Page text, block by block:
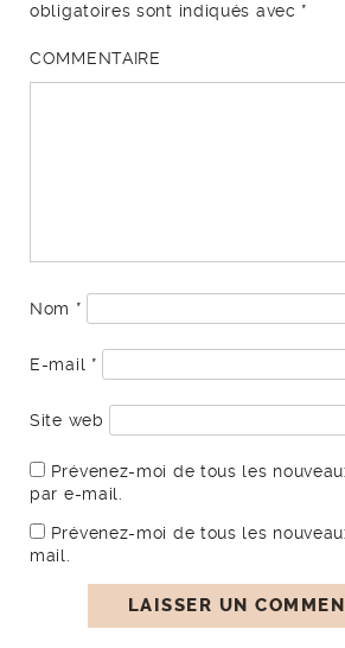
obligatoires sont indiqués avec *
COMMENTAIRE
Nom *
E-mail *
Site web
Prévenez-moi de tous les
par e-mail.
Prévenez-moi de tous les
mail.